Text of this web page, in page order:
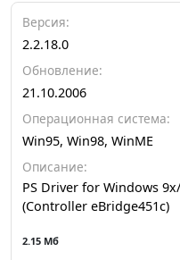
Версия:
2.2.18.0
Обновление:
21.10.2006
Операционная система:
Win95, Win98, WinME
Описание:
PS Driver for Windows
(Controller eBridge451c)
2.15 Мб